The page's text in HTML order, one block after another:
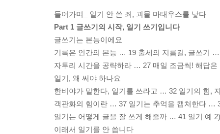
들어가며_ 일기 안 쓴 죄, 괴물 마태우스를 낳다
Part 1 글쓰기의 시작, 일기 쓰기입니다
글쓰기는 본능이에요
기록은 인간의 본능 … 19 출세의 지름길, 글쓰기
자투리 시간을 공략하라 … 27 매일 조금씩! 해답
일기, 왜 써야 하나요
한비야가 말한다, 일기를 쓰라고 … 32 일기의 힘,
객관화의 힘이란 … 37 일기는 추억을 캡처한다 …
일기는 어떻게 글을 잘 쓰게 해줄까 … 41 일기 예
이래서 일기를 안 씁니다